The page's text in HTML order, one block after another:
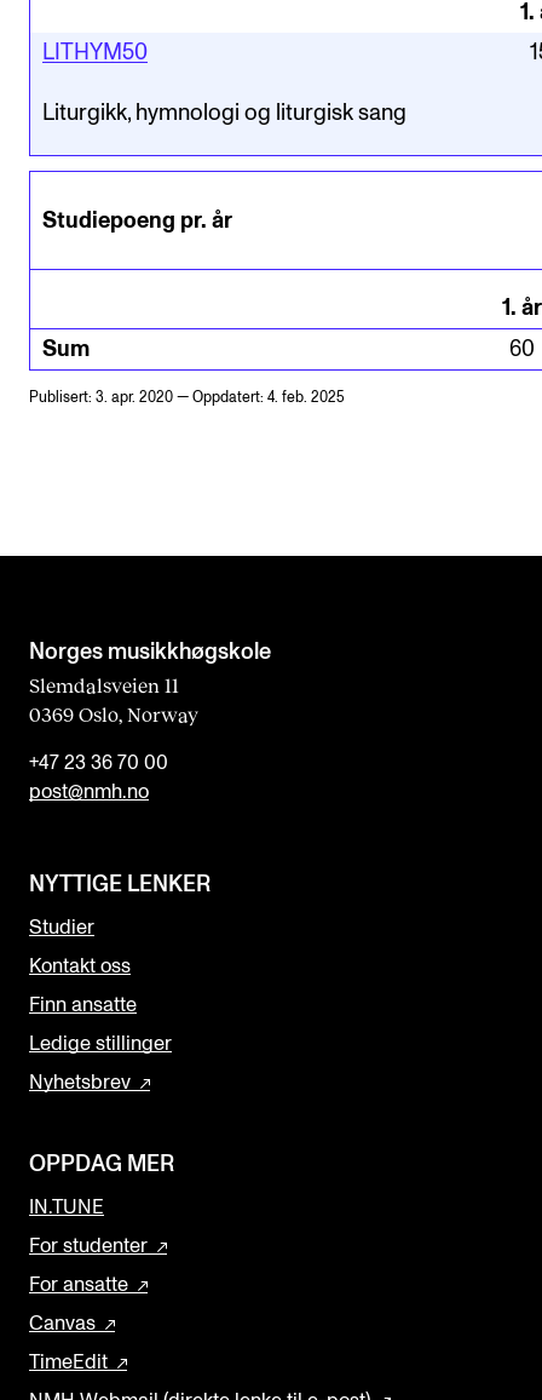
1.
LITHYM50
Liturgikk, hymnologi og liturgisk sang
Studiepoeng pr. år
1. år
Sum
60
Publisert: 3. apr. 2020 — Oppdatert: 4. feb. 2025
Norges musikk­høgskole
Slemdalsveien 11
0369 Oslo, Norway
+47 23 36 70 00
post@nmh.no
NYTTIGE LENKER
Studier
Kontakt oss
Finn ansatte
Ledige stillinger
Nyhetsbrev
OPPDAG MER
IN.TUNE
For studenter
For ansatte
Canvas
TimeEdit